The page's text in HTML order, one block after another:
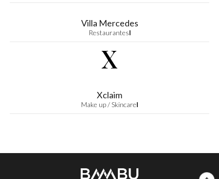
Villa Mercedes
RestaurantesI
X
Xclaim
Make up / SkincareI